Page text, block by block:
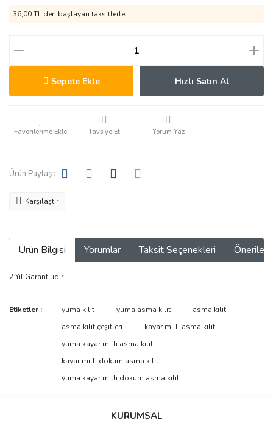
36,00 TL den başlayan taksitlerle!
Sepete Ekle Hızlı Satın Al
Tavsiye Et Yorum Yaz
Ürün Paylaş :
Karşılaştır
Ürün Bilgisi Yorumlar Taksit Seçenekleri
2 Yıl Garantilidir.
Bu ürüne ilk yorumu siz yapın!
Yorum Yaz
Bu ürünün fiyat bilgisi, resim, ürün açıklamalarında ve diğer
tarafımıza iletebilirsiniz.
Görüş ve önerileriniz için teşekkür ederiz.
Ürün resmi kalitesiz, bozuk veya görüntülenemiyor.
Etiketler : yuma kilit yuma asma kilit
asma kilit
asma kilit çeşitleri
kayar milli asma kilit
yuma kayar milli asma kilit
kayar milli döküm asma kilit
yuma kayar milli döküm asma kilit
KURUMSAL